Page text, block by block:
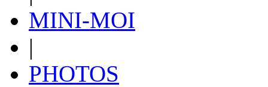
MINI-MOI
|
PHOTOS